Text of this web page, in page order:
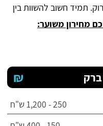
תמיד חשוב להשוות בין
מחירון משוער:
₪ ברק
250 - 1,200 ש"ח